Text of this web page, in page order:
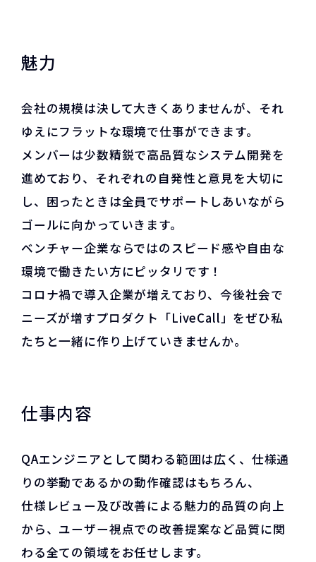
魅力
会社の規模は決して大きくありませんが、それ
ゆえにフラットな環境で仕事ができます。
メンバーは少数精鋭で高品質なシステム開発を
進めており、それぞれの自発性と意見を大切に
し、困ったときは全員でサポートしあいながら
ゴールに向かっていきます。
ベンチャー企業ならではのスピード感や自由な
環境で働きたい方にピッタリです！
コロナ禍で導入企業が増えており、今後社会で
ニーズが増すプロダクト「LiveCall」をぜひ私
たちと一緒に作り上げていきませんか。
仕事内容
QAエンジニアとして関わる範囲は広く、仕様通
りの挙動であるかの動作確認はもちろん、
仕様レビュー及び改善による魅力的品質の向上
から、ユーザー視点での改善提案など品質に関
わる全ての領域をお任せします。